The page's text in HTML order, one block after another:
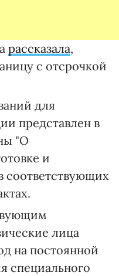
рассказала,
с отсрочкой
для
представлен в
"О
и
соответствующих
лица
на постоянной
специального